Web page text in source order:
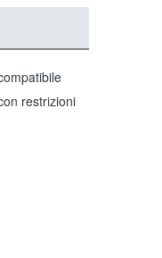
restrizioni